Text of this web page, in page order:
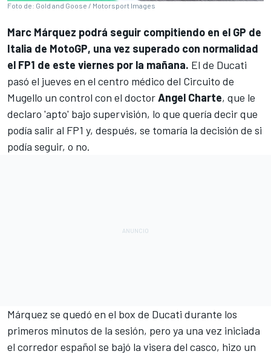
Foto de: Gold and Goose / Motorsport Images
Marc Márquez podrá seguir compitiendo en el GP de
Italia de MotoGP, una vez superado con normalidad
el FP1 de este viernes por la mañana. El de Ducati
pasó el jueves en el centro médico del Circuito de
Mugello un control con el doctorAngel Charte, que le
declaro 'apto' bajo supervisión, lo que quería decir que
podía salir al FP1 y, después, se tomaría la decisión de si
podía seguir, o no.
Márquez se quedó en el box de Ducati durante los
primeros minutos de la sesión, pero ya una vez iniciada
el corredor español se bajó la visera del casco, hizo un